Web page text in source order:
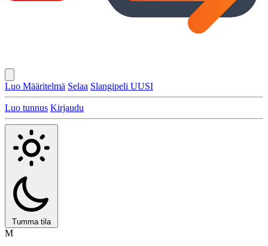
Luo Määritelmä Selaa Slangipeli UUSI
Luo tunnus Kirjaudu
Tumma tila
M